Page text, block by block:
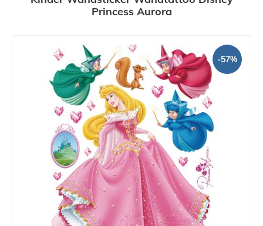
Princess Aurora
-57%